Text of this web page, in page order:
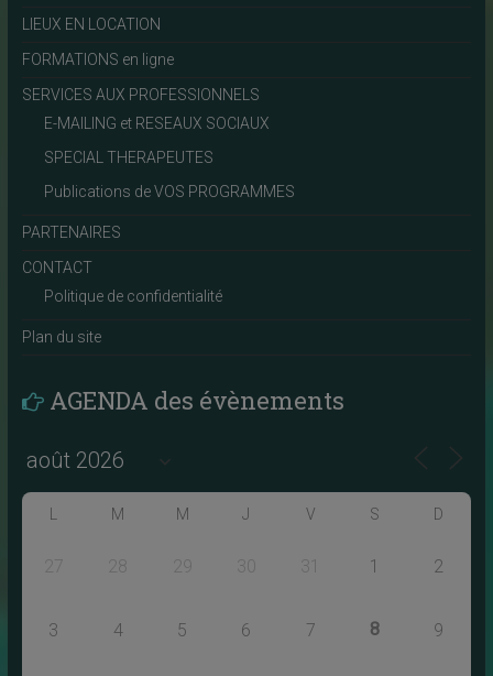
LIEUX EN LOCATION
FORMATIONS en ligne
SERVICES AUX PROFESSIONNELS
E-MAILING et RESEAUX SOCIAUX
SPECIAL THERAPEUTES
Publications de VOS PROGRAMMES
PARTENAIRES
CONTACT
Politique de confidentialité
Plan du site
AGENDA des évènements
L M M J V S D
27 28 29 30 31 1 2
3 4 5 6 7 8 9